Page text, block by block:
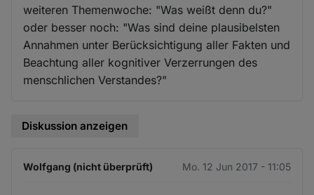
weiteren Themenwoche: "Was weißt denn du?"
oder besser noch: "Was sind deine plausibelsten
Annahmen unter Berücksichtigung aller Fakten und
Beachtung aller kognitiver Verzerrungen des
menschlichen Verstandes?"
Diskussion anzeigen
Wolfgang (nicht überprüft) Mo. 12 Jun 2017 - 11:05